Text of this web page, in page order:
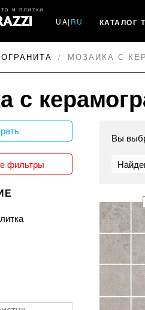
и плитки
UA| RU КАТАЛОГ
МОЗАИКА С
с
Вы
фильтры